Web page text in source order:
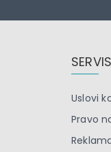
SERVIS
Uslovi
Pravo